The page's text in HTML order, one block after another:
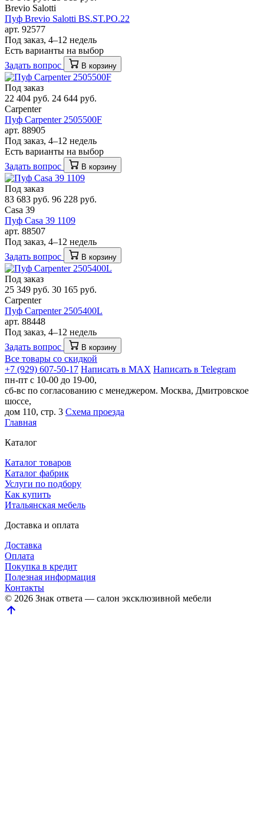
Brevio Salotti
Пуф Brevio Salotti BS.ST.PO.22
арт. 92577
Под заказ, 4–12 недель
Есть варианты на выбор
Задать вопрос
В корзину
Под заказ
22 404 руб. 24 644 руб.
Carpenter
Пуф Carpenter 2505500F
арт. 88905
Под заказ, 4–12 недель
Есть варианты на выбор
Задать вопрос
В корзину
Под заказ
83 683 руб. 96 228 руб.
Casa 39
Пуф Casa 39 1109
арт. 88507
Под заказ, 4–12 недель
Задать вопрос
В корзину
Под заказ
25 349 руб. 30 165 руб.
Carpenter
Пуф Carpenter 2505400L
арт. 88448
Под заказ, 4–12 недель
Задать вопрос
В корзину
Все товары со скидкой
+7 (929) 607-50-17 Написать в MAX Написать в Telegram
пн-пт с 10-00 до 19-00,
сб-вс по согласованию с менеджером. Москва, Дмитровское
шоссе,
дом 110, стр. 3 Схема проезда
Главная
Каталог
Каталог товаров
Каталог фабрик
Услуги по подбору
Как купить
Итальянская мебель
Доставка и оплата
Доставка
Оплата
Покупка в кредит
Полезная информация
Контакты
© 2026 Знак ответа — салон эксклюзивной мебели